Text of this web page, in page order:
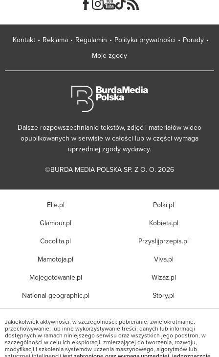
Kontakt Reklama Regulamin Polityka prywatności
Porady
Moje zgody
Dalsze rozpowszechnianie tekstów, zdjęć i materiałów wideo
opublikowanych w serwisie w całości lub w części wymaga
uprzedniej zgody wydawcy.
©BURDA MEDIA POLSKA SP. Z O. O. 2026
Elle.pl
Glamour.pl
Cocolita.pl
Mamotoja.pl
Mojegotowanie.pl
National-geographic.pl
Polki.pl
Kobieta.pl
Przyslijprzepis.pl
Viva.pl
Wizaz.pl
Story.pl
Jakiekolwiek aktywności, w szczególności: pobieranie, zwielokrotnianie,
przechowywanie, lub inne wykorzystywanie treści, danych lub informacji
dostępnych w ramach niniejszego serwisu oraz wszystkich jego podstron, w
szczególności w celu ich eksploracji, zmierzającej do tworzenia, rozwoju,
modyfikacji i szkolenia systemów uczenia maszynowego, algorytmów lub